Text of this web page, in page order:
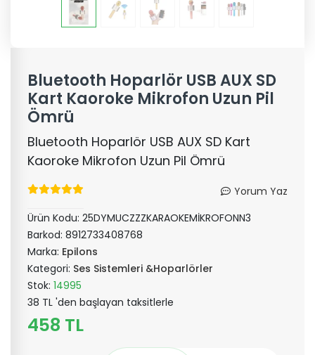
Bluetooth Hoparlör USB AUX SD
Kart Kaoroke Mikrofon Uzun Pil
Ömrü
Bluetooth Hoparlör USB AUX SD Kart
Kaoroke Mikrofon Uzun Pil Ömrü
Yorum Yaz
Ürün Kodu: 25DYMUCZZZKARAOKEMİKROFONN3
Barkod: 8912733408768
Marka: Epilons
Kategori: Ses Sistemleri &Hoparlörler
Stok: 14995
38 TL 'den başlayan taksitlerle
458 TL